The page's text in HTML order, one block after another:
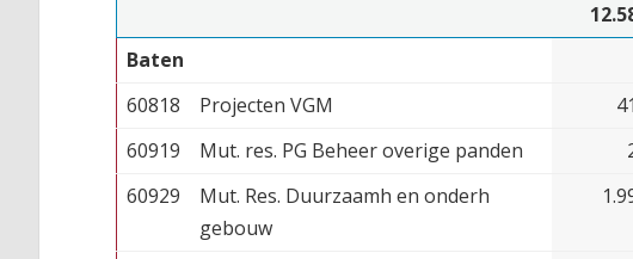
Baten
60818
Projecten VGM
60919
Mut. res. PG Beheer overige panden
60929
Mut. Res. Duurzaamh en onderh
gebouw